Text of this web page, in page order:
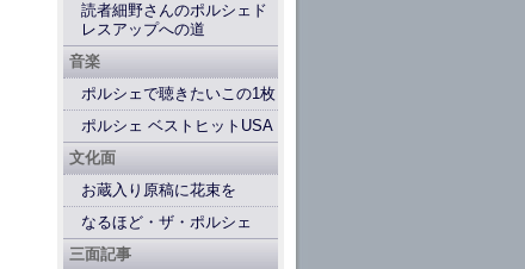
読者細野さんのポルシェド
レスアップへの道
音楽
ポルシェで聴きたいこの1枚
ポルシェ ベストヒットUSA
文化面
お蔵入り原稿に花束を
なるほど・ザ・ポルシェ
三面記事